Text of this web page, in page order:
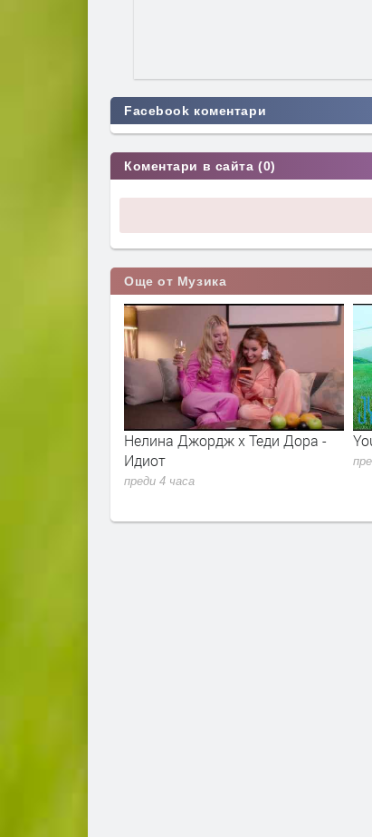
Facebook коментари
Коментари в сайта (0)
Още от Музика
Нелина Джордж x Теди Дора -
Young K -